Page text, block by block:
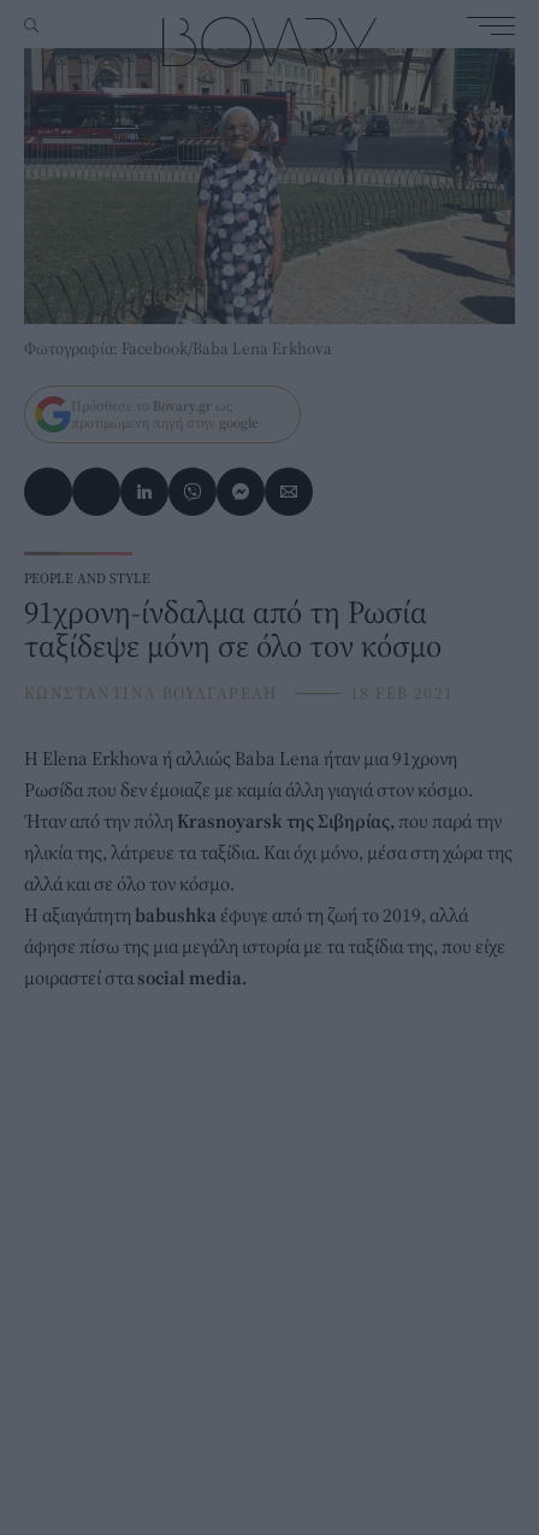
Φωτογραφία: Facebook/Baba Lena Erkhova
Πρόσθεσε το Bovary.gr ως
προτιμώμενη πηγή στην google
PEOPLE AND STYLE
91χρονη-ίνδαλμα από τη Ρωσία
ταξίδεψε μόνη σε όλο τον κόσμο
ΚΩΝΣΤΑΝΤΙΝΑ ΒΟΥΛΓΑΡΕΛΗ ⸻ 18 FEB 2021
Η Elena Erkhova ή αλλιώς Baba Lena ήταν μια 91χρονη
Ρωσίδα που δεν έμοιαζε με καμία άλλη γιαγιά στον κόσμο.
Ήταν από την πόλη Krasnoyarsk της Σιβηρίας, που παρά την
ηλικία της, λάτρευε τα ταξίδια. Και όχι μόνο, μέσα στη χώρα της
αλλά και σε όλο τον κόσμο.
Η αξιαγάπητη babushka έφυγε από τη ζωή το 2019, αλλά
άφησε πίσω της μια μεγάλη ιστορία με τα ταξίδια της, που είχε
μοιραστεί στα social media.